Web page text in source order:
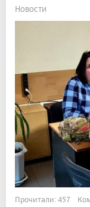
Новости
Прочитали: 457